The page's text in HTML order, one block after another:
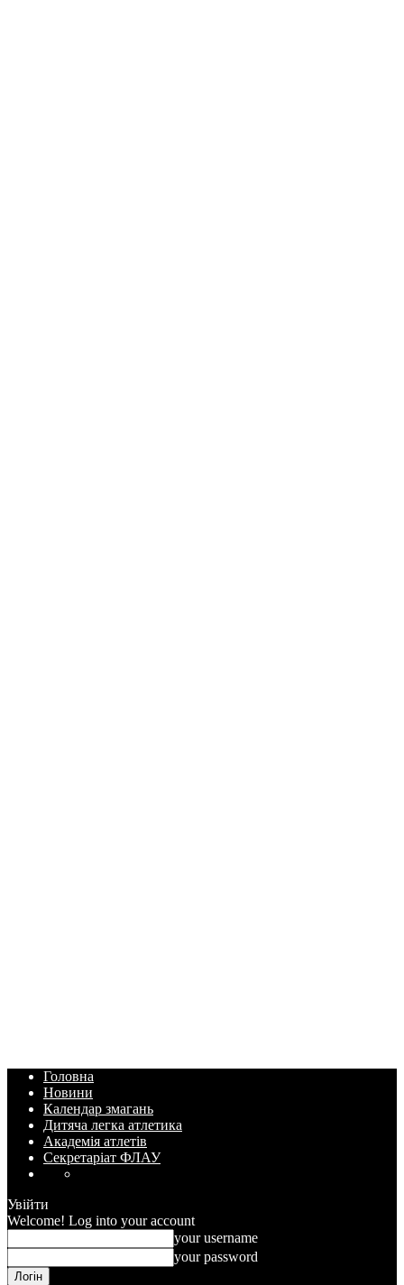
Головна
Новини
Календар змагань
Дитяча легка атлетика
Академія атлетів
Секретаріат ФЛАУ
Увійти
Welcome! Log into your account
your username
your password